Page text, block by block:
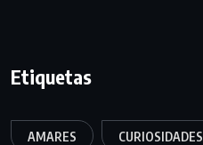
Etiquetas
AMARES CURIOSIDADES